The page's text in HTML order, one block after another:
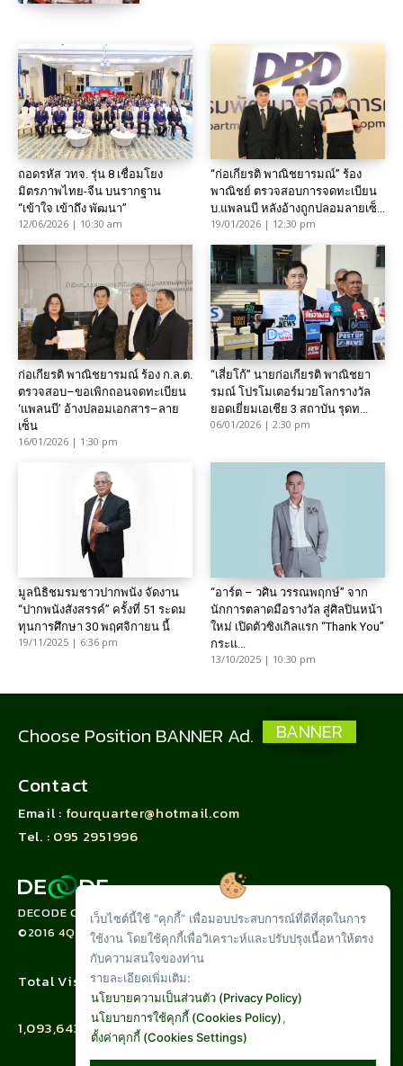
ถอดรหัส วทจ. รุ่น 8 เชื่อมโยง
มิตรภาพไทย-จีน บนรากฐาน
“เข้าใจ เข้าถึง พัฒนา”
12/06/2026 | 10:30 am
“ก่อเกียรติ พาณิชยารมณ์” ร้อง
พาณิชย์ ตรวจสอบการจดทะเบียน
บ.แพลนบี หลังอ้างถูกปลอมลายเซ็...
19/01/2026 | 12:30 pm
ก่อเกียรติ พาณิชยารมณ์ ร้อง ก.ล.ต.
ตรวจสอบ–ขอเพิกถอนจดทะเบียน
‘แพลนบี’ อ้างปลอมเอกสาร–ลาย
เซ็น
16/01/2026 | 1:30 pm
“เสี่ยโก้” นายก่อเกียรติ พาณิชยา
รมณ์ โปรโมเตอร์มวยโลกรางวัล
ยอดเยี่ยมเอเชีย 3 สถาบัน รุดท...
06/01/2026 | 2:30 pm
มูลนิธิชมรมชาวปากพนัง จัดงาน
“ปากพนังสังสรรค์” ครั้งที่ 51 ระดม
ทุนการศึกษา 30 พฤศจิกายน นี้
19/11/2025 | 6:36 pm
“อาร์ต – วศิน วรรณพฤกษ์” จาก
นักการตลาดมือรางวัล สู่ศิลปินหน้า
ใหม่ เปิดตัวซิงเกิลแรก “Thank You”
กระแ...
13/10/2025 | 10:30 pm
Choose Position BANNER Ad. BANNER
Contact
Email : fourquarter@hotmail.com
Tel. : 095 2951996
DECODE CORPORATION LIMITED
©20164QUARTER.CO
Total Visit :
1,093,643
เว็บไซต์นี้ใช้ "คุกกี้” เพื่อมอบประสบการณ์ที่ดีที่สุดในการ
ใช้งาน โดยใช้คุกกี้เพื่อวิเคราะห์และปรับปรุงเนื้อหาให้ตรง
กับความสนใจของท่าน
รายละเอียดเพิ่มเติม:
นโยบายความเป็นส่วนตัว (Privacy Policy)
นโยบายการใช้คุกกี้ (Cookies Policy),
ตั้งค่าคุกกี้ (Cookies Settings)